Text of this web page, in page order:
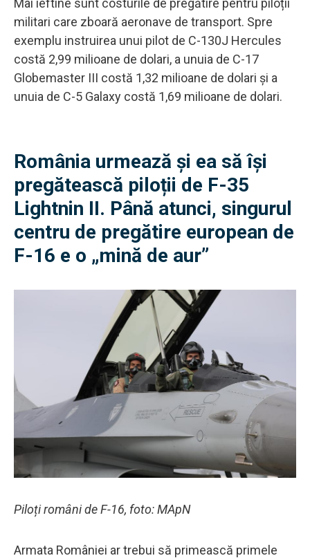
Mai ieftine sunt costurile de pregătire pentru piloții
militari care zboară aeronave de transport. Spre
exemplu instruirea unui pilot de C-130J Hercules
costă 2,99 milioane de dolari, a unuia de C-17
Globemaster III costă 1,32 milioane de dolari și a
unuia de C-5 Galaxy costă 1,69 milioane de dolari.
România urmează și ea să își
pregătească piloții de F-35
Lightnin II. Până atunci, singurul
centru de pregătire european de
F-16 e o „mină de aur”
Piloți români de F-16, foto: MApN
Armata României ar trebui să primească primele